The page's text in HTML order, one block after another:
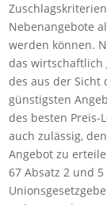
Nebenangebote
werden können.
das wirtschaftlich
des aus der
günstigsten
des besten Preis-
auch zulässig,
Angebot zu
67 Absatz 2 und